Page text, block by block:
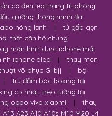
có đèn led trang trí phòng
giường thông minh đa
nóng lạnh |
tủ gấp gọn
thất căn hộ chung
màn hình dura iphone mất
iphone oled |
thay màn
võ phục GI bjj |
bộ
|
trụ đấm bóc boxing tại
có nhạc treo tường tại
oppo vivo xiaomi |
thay
A23 A10 A10s M10 M20 J4